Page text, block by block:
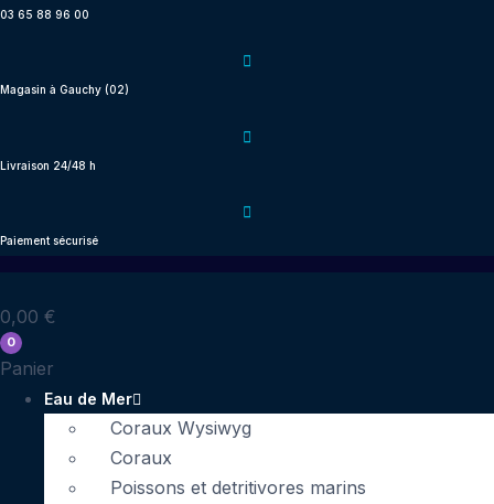
Aller
03 65 88 96 00
Magasin à Gauchy (02)
Livraison 24/48 h
Paiement sécurisé
0,00 €
0
Panier
Eau de Mer
Coraux Wysiwyg
Coraux
Poissons et detritivores marins